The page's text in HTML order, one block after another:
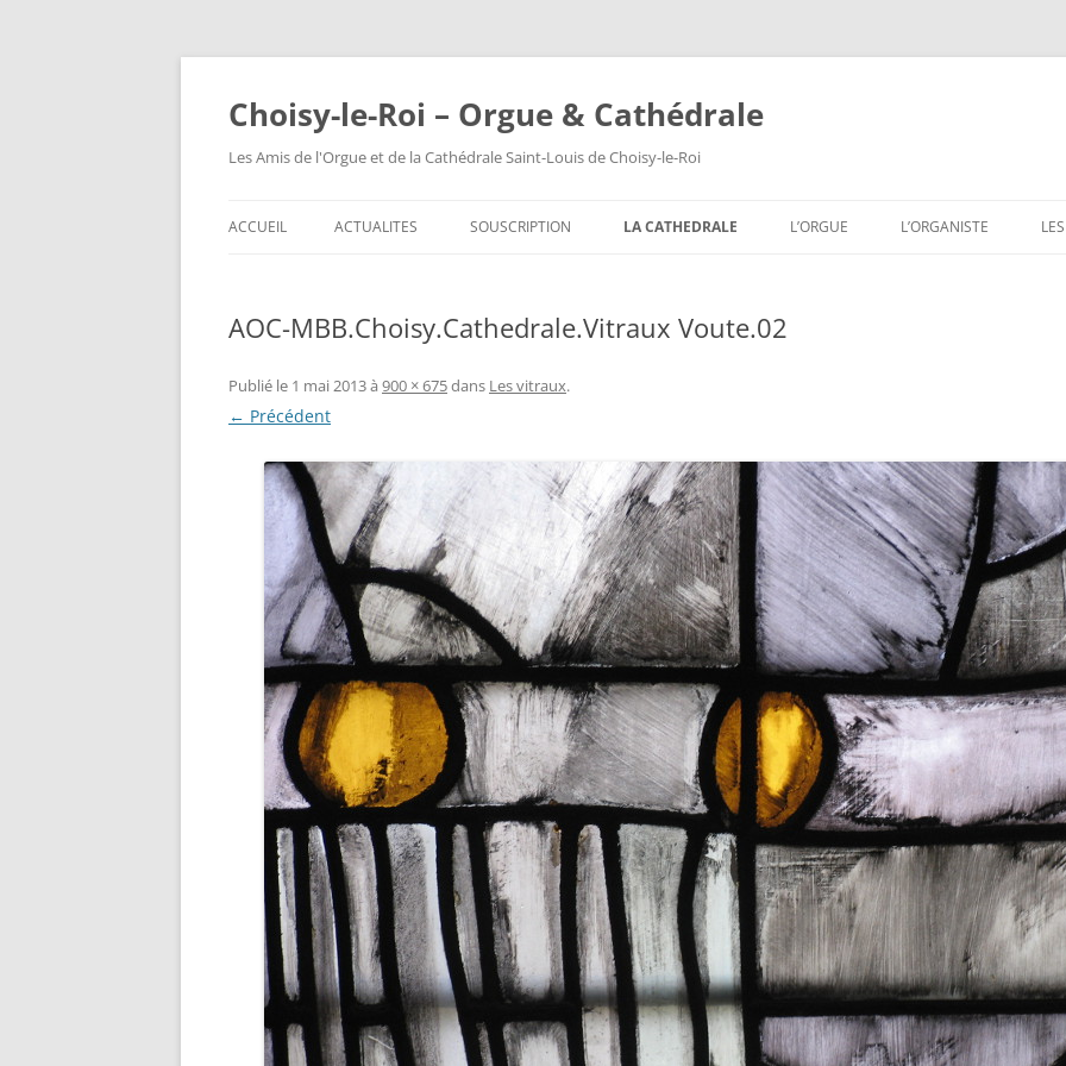
Choisy-le-Roi – Orgue & Cathédrale
Les Amis de l'Orgue et de la Cathédrale Saint-Louis de Choisy-le-Roi
au
ACCUEIL ACTUALITES SOUSCRIPTION LA CATHEDRALE
LES PEINTURES MURALES
LES TRIBUNES DU ROI ET DE LA
REINE
LES ANGELOTS
LE PAVILLON ROYAL
LE CLOCHER ET SON CARILLON
LE TRÉSOR DE LA CATHÉDRALE
L’ORGUE L’ORGANISTE
AOC-MBB.Choisy.Cathedrale.Vitraux Voute.02
Publié le 1 mai 2013à 900 × 675dans Les vitraux.
← Précédent